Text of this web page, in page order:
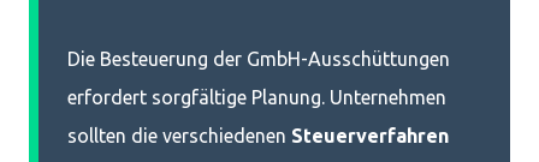
Die Besteuerung der GmbH-Ausschüttungen
erfordert sorgfältige Planung. Unternehmen
sollten die verschiedenen Steuerverfahren